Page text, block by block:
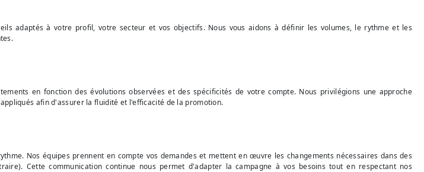
adaptés à votre profil, votre secteur et vos objectifs. Nous vous aidons à définir les volumes, le rythme et les
en fonction des évolutions observées et des spécificités de votre compte. Nous privilégions une approche
afin d'assurer la fluidité et l'efficacité de la promotion.
Nos équipes prennent en compte vos demandes et mettent en œuvre les changements nécessaires dans des
Cette communication continue nous permet d'adapter la campagne à vos besoins tout en respectant nos